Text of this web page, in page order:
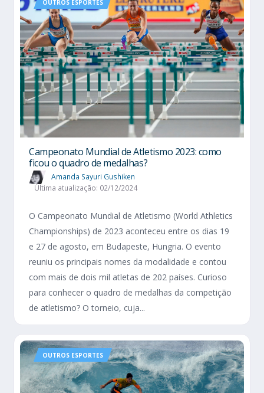
OUTROS ESPORTES
Campeonato Mundial de Atletismo 2023: como
ficou o quadro de medalhas?
Amanda Sayuri Gushiken
Última atualização: 02/12/2024
O Campeonato Mundial de Atletismo (World Athletics
Championships) de 2023 aconteceu entre os dias 19
e 27 de agosto, em Budapeste, Hungria. O evento
reuniu os principais nomes da modalidade e contou
com mais de dois mil atletas de 202 países. Curioso
para conhecer o quadro de medalhas da competição
de atletismo? O torneio, cuja...
OUTROS ESPORTES